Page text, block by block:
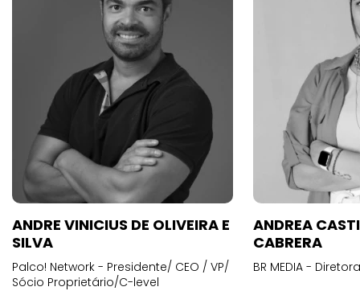
ANDRE VINICIUS DE OLIVEIRA E
SILVA
Palco! Network - Presidente/ CEO / VP/
Sócio Proprietário/C-level
ANDREA
CABRERA
BR MEDIA -